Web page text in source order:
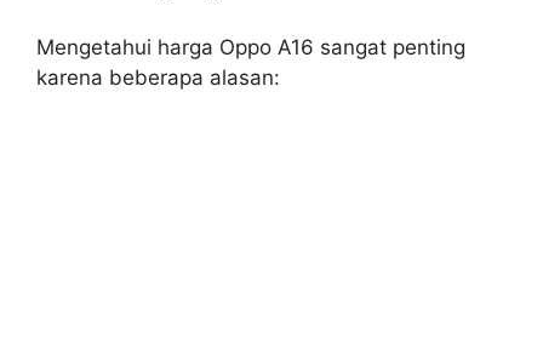
Mengetahui harga Oppo A16 sangat penting
karena beberapa alasan: